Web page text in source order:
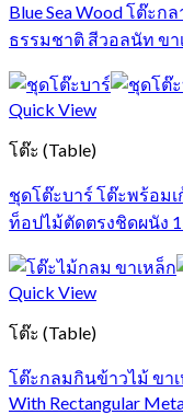
Blue Sea Wood โต๊ะ
ธรรมชาติ สีวอลนัท ขา
Quick View
โต๊ะ (Table)
ชุดโต๊ะบาร์ โต๊ะพร้อม
ท็อปไม้ตัดตรงชิดผนัง
Quick View
โต๊ะ (Table)
โต๊ะกลมกินข้าวไม้ ขาเ
With Rectangular